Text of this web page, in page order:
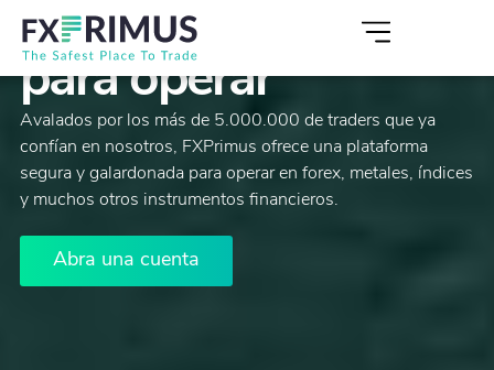
El lugar más seguro
para operar
Avalados por los más de 5.000.000 de traders que ya
confían en nosotros, FXPrimus ofrece una plataforma
segura y galardonada para operar en forex, metales, índices
y muchos otros instrumentos financieros.
Abra una cuenta